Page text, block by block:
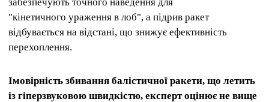
забезпечують точного наведення для
"кінетичного ураження в лоб", а підрив ракет
відбувається на відстані, що знижує ефективність
перехоплення.
Імовірність збивання балістичної ракети, що летить
із гіперзвуковою швидкістю, експерт оцінює не вище